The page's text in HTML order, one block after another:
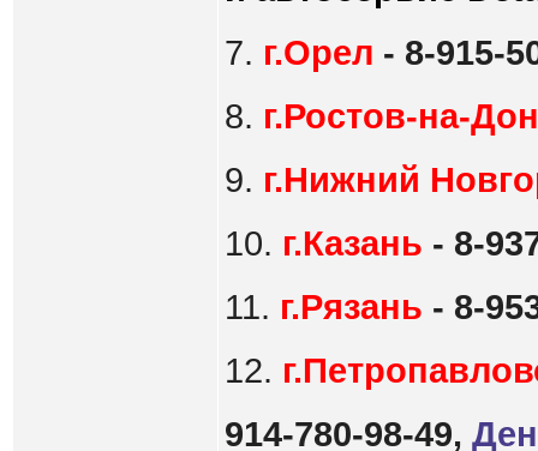
7. г.Орел - 8-915-
8. г.Ростов-на-
9. г.Нижний
10. г.Казань - 8-
11. г.Рязань - 8-
12.
914-780-98-49,